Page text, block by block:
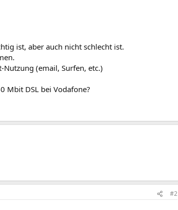
ist, aber auch nicht schlecht ist.
(email, Surfen, etc.)
Mbit DSL bei Vodafone?
#2